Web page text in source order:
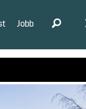
Jobb